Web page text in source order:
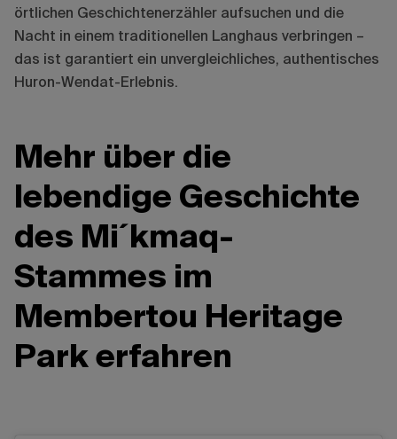
örtlichen Geschichtenerzähler aufsuchen und die
Nacht in einem traditionellen Langhaus verbringen –
das ist garantiert ein unvergleichliches, authentisches
Huron-Wendat-Erlebnis.
Mehr über die
lebendige Geschichte
des Mi´kmaq-
Stammes im
Membertou Heritage
Park erfahren